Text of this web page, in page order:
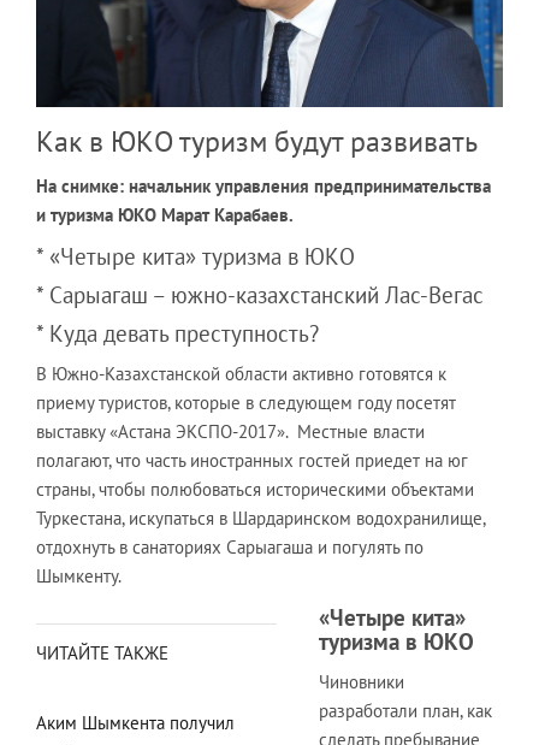
Как в ЮКО туризм будут развивать
На снимке: начальник управления предпринимательства
и туризма ЮКО Марат Карабаев.
* «Четыре кита» туризма в ЮКО
* Сарыагаш – южно-казахстанский Лас-Вегас
* Куда девать преступность?
В Южно-Казахстанской области активно готовятся к
приему туристов, которые в следующем году посетят
выставку «Астана ЭКСПО-2017». Местные власти
полагают, что часть иностранных гостей приедет на юг
страны, чтобы полюбоваться историческими объектами
Туркестана, искупаться в Шардаринском водохранилище,
отдохнуть в санаториях Сарыагаша и погулять по
Шымкенту.
ЧИТАЙТЕ ТАКЖЕ
Аким Шымкента получил
«Четыре кита»
туризма в ЮКО
Чиновники
разработали план, как
сделать пребывание